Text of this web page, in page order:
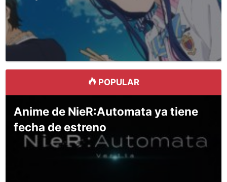
POPULAR
Anime de NieR:Automata ya tiene
fecha de estreno